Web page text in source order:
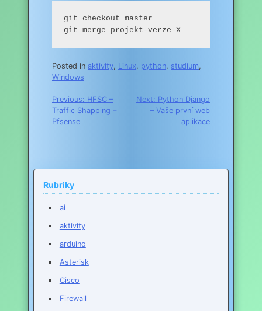
git checkout master
git merge projekt-verze-X
Posted in aktivity, Linux, python, studium,
Windows
Navigace
pro
Previous: HFSC –
Traffic Shapping –
Pfsense
Next: Python Django
– Vaše první web
aplikace
Rubriky
ai
aktivity
arduino
Asterisk
Cisco
Firewall